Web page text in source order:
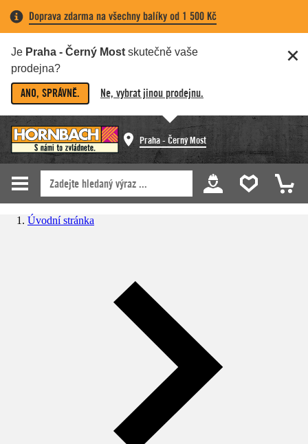
Doprava zdarma na všechny balíky od 1 500 Kč
Je Praha - Černý Most skutečně vaše
prodejna?
ANO, SPRÁVNĚ. Ne, vybrat jinou prodejnu.
Praha - Černý Most
Úvodní stránka